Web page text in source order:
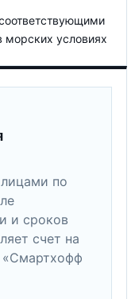
морских условиях
по
и сроков
счет на